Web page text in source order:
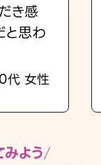
き感
と思わ
代 女性
よう